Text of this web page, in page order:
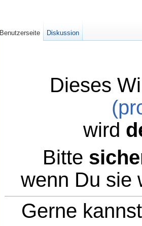
Dieses
wird
Bitte
wenn Du sie
Gerne
Benutzerseite Diskussion